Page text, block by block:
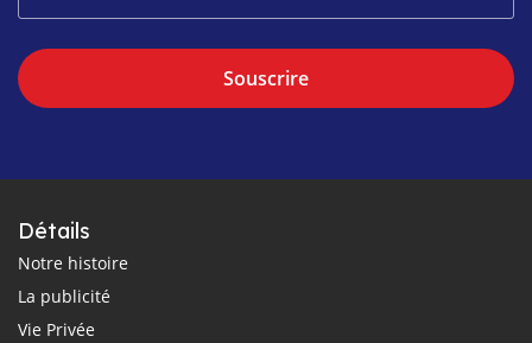
Souscrire
Détails
Notre histoire
La publicité
Vie Privée